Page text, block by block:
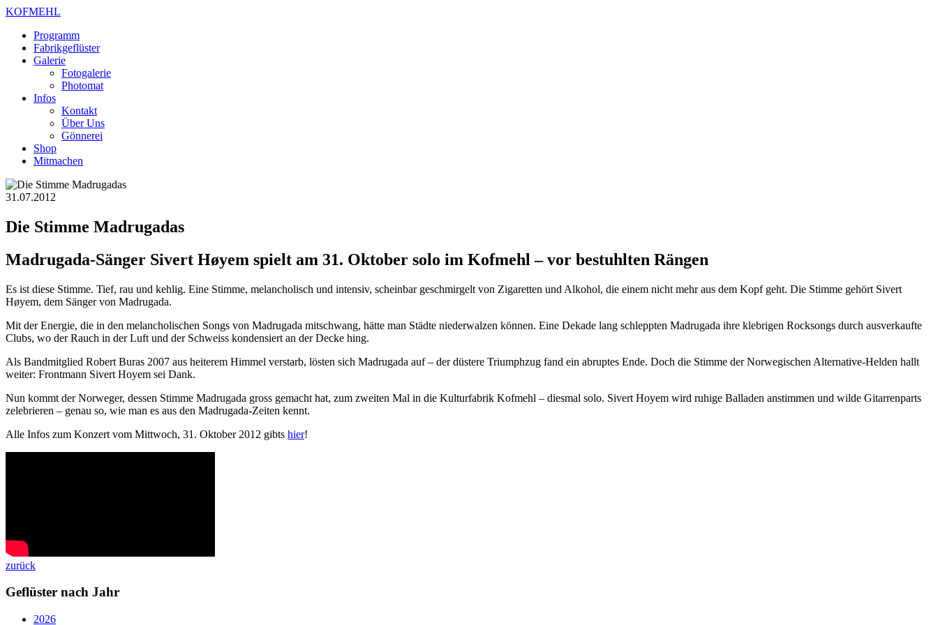
KOFMEHL
Programm
Fabrikgeflüster
Galerie
Fotogalerie
Photomat
Infos
Kontakt
Über Uns
Gönnerei
Shop
Mitmachen
31.07.2012
Die Stimme Madrugadas
Madrugada-Sänger Sivert Høyem spielt am 31. Oktober solo im Kofmehl – vor bestuhlten Rängen
Es ist diese Stimme. Tief, rau und kehlig. Eine Stimme, melancholisch und intensiv, scheinbar geschmirgelt von Zigaretten und Alkohol, die einem nicht mehr aus dem Kopf geht. Die Stimme gehört Sivert
Høyem, dem Sänger von Madrugada.
Mit der Energie, die in den melancholischen Songs von Madrugada mitschwang, hätte man Städte niederwalzen können. Eine Dekade lang schleppten Madrugada ihre klebrigen Rocksongs durch ausverkaufte
Clubs, wo der Rauch in der Luft und der Schweiss kondensiert an der Decke hing.
Als Bandmitglied Robert Buras 2007 aus heiterem Himmel verstarb, lösten sich Madrugada auf – der düstere Triumphzug fand ein abruptes Ende. Doch die Stimme der Norwegischen Alternative-Helden hallt
weiter: Frontmann Sivert Hoyem sei Dank.
Nun kommt der Norweger, dessen Stimme Madrugada gross gemacht hat, zum zweiten Mal in die Kulturfabrik Kofmehl – diesmal solo. Sivert Hoyem wird ruhige Balladen anstimmen und wilde Gitarrenparts
zelebrieren – genau so, wie man es aus den Madrugada-Zeiten kennt.
Alle Infos zum Konzert vom Mittwoch, 31. Oktober 2012 gibts hier!
zurück
Geflüster nach Jahr
2026